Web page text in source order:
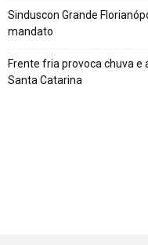
Sinduscon Grande
mandato
Frente fria provoca chuva
Santa Catarina